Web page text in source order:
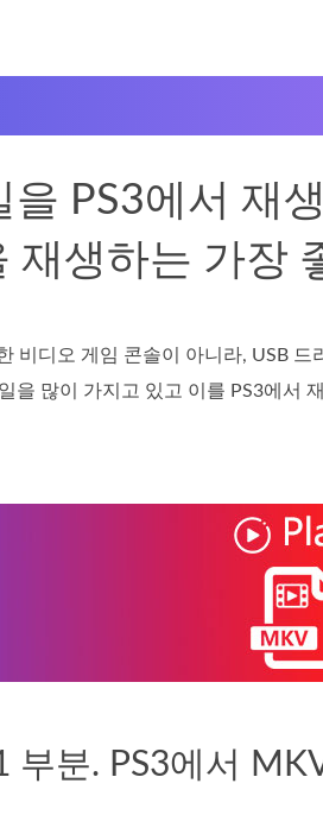
을 PS3에서 재
재생하는 가장
비디오 게임 콘솔이 아니라, USB
을 많이 가지고 있고 이를 PS3에서
부분. PS3에서